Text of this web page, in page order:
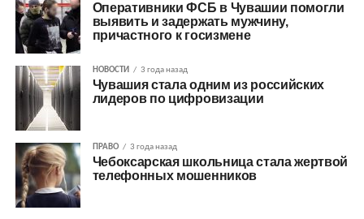
Оперативники ФСБ в Чувашии помогли
выявить и задержать мужчину,
причастного к госизмене
НОВОСТИ 3 года назад
Чувашия стала одним из российских
лидеров по цифровизации
ПРАВО 3 года назад
Чебоксарская школьница стала жертвой
телефонных мошенников